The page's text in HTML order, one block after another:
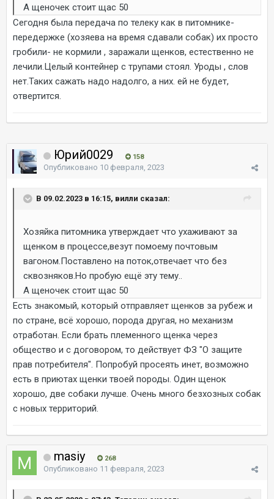
А щеночек стоит щас 50
Сегодня была передача по телеку как в питомнике-
передержке (хозяева на время сдавали собак) их просто
гробили- не кормили , заражали щенков, естественно не
лечили.Целый контейнер с трупами стоял. Уроды , слов
нет.Таких сажать надо надолго, а них. ей не будет,
отвертится.
Юрий0029 158
Опубликовано 10 февраля, 2023
В 09.02.2023 в 16:15, вилли сказал:
Хозяйка питомника утверждает что ухаживают за
щенком в процессе,везут помоему почтовым
вагоном.Поставлено на поток,отвечает что без
сквозняков.Но пробую ещё эту тему..
А щеночек стоит щас 50
Есть знакомый, который отправляет щенков за рубеж и
по стране, всё хорошо, порода другая, но механизм
отработан. Если брать племенного щенка через
общество и с договором, то действует ФЗ "О защите
прав потребителя". Попробуй просеять инет, возможно
есть в приютах щенки твоей породы. Один щенок
хорошо, две собаки лучше. Очень много безхозных собак
с новых территорий.
masiy 268
Опубликовано 11 февраля, 2023